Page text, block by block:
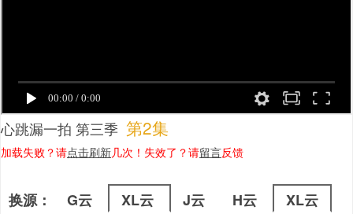
心跳漏一拍 第三季 第2集
加载失败？请点击刷新几次！失效了？请留言反馈
换源： G云 XL云 J云 H云
XL云